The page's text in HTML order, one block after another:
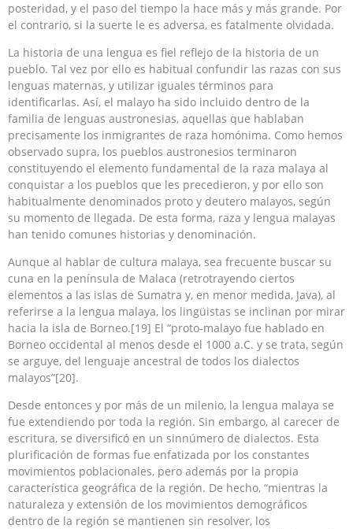
posteridad, y el paso del tiempo la hace más y más grande. Por
el contrario, si la suerte le es adversa, es fatalmente olvidada.
La historia de una lengua es fiel reflejo de la historia de un
pueblo. Tal vez por ello es habitual confundir las razas con sus
lenguas maternas, y utilizar iguales términos para
identificarlas. Así, el malayo ha sido incluido dentro de la
familia de lenguas austronesias, aquellas que hablaban
precisamente los inmigrantes de raza homónima. Como hemos
observado supra, los pueblos austronesios terminaron
constituyendo el elemento fundamental de la raza malaya al
conquistar a los pueblos que les precedieron, y por ello son
habitualmente denominados proto y deutero malayos, según
su momento de llegada. De esta forma, raza y lengua malayas
han tenido comunes historias y denominación.
Aunque al hablar de cultura malaya, sea frecuente buscar su
cuna en la península de Malaca (retrotrayendo ciertos
elementos a las islas de Sumatra y, en menor medida, Java), al
referirse a la lengua malaya, los lingüistas se inclinan por mirar
hacia la isla de Borneo.[19] El “proto-malayo fue hablado en
Borneo occidental al menos desde el 1000 a.C. y se trata, según
se arguye, del lenguaje ancestral de todos los dialectos
malayos”[20].
Desde entonces y por más de un milenio, la lengua malaya se
fue extendiendo por toda la región. Sin embargo, al carecer de
escritura, se diversificó en un sinnúmero de dialectos. Esta
plurificación de formas fue enfatizada por los constantes
movimientos poblacionales, pero además por la propia
característica geográfica de la región. De hecho, “mientras la
naturaleza y extensión de los movimientos demográficos
dentro de la región se mantienen sin resolver, los